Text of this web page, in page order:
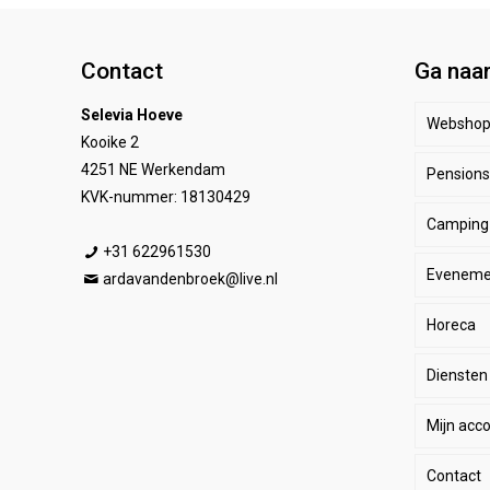
Contact
Selevia Hoeve
Kooike 2
4251 NE Werkendam
KVK-nummer: 18130429
+31 622961530
ardavandenbroek@live.nl
Ga
Webshop
Paard
Ruiter
Stal
SALE
Camping
Horeca
Diensten
Mijn
Contact